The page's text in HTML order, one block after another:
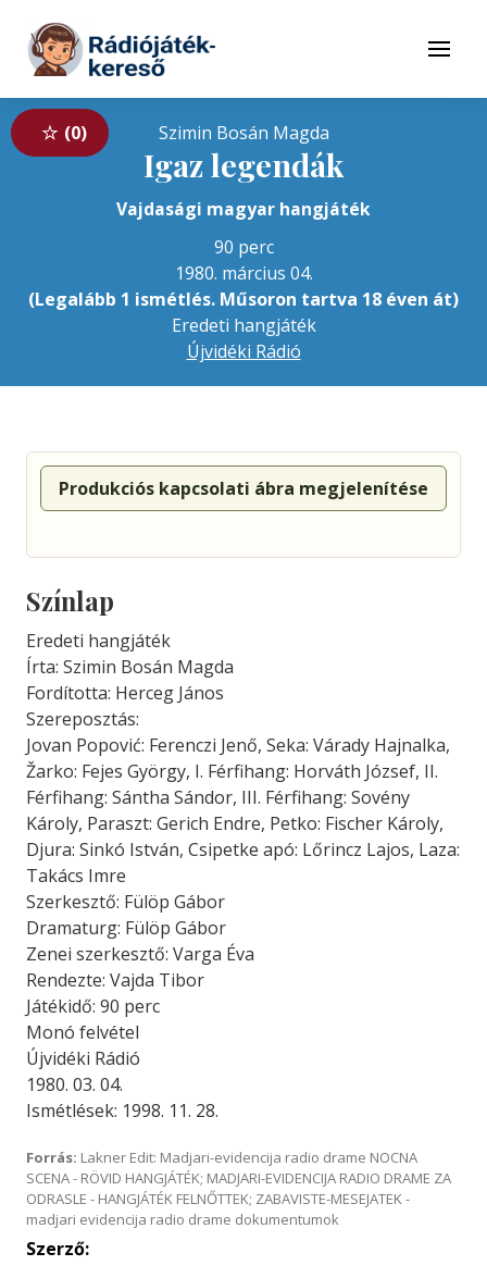
Tovább a tartalomhoz
Menü
0 Szimin Bosán Magda
Igaz legendák
Vajdasági magyar hangjáték
90 perc
1980. március 04.
(Legalább 1 ismétlés. Műsoron tartva 18 éven át)
Eredeti hangjáték
Újvidéki Rádió
Produkciós kapcsolati ábra megjelenítése
Színlap
Eredeti hangjáték
Írta: Szimin Bosán Magda
Fordította: Herceg János
Szereposztás:
Jovan Popović: Ferenczi Jenő, Seka: Várady Hajnalka,
Žarko: Fejes György, I. Férfihang: Horváth József, II.
Férfihang: Sántha Sándor, III. Férfihang: Sovény
Károly, Paraszt: Gerich Endre, Petko: Fischer Károly,
Djura: Sinkó István, Csipetke apó: Lőrincz Lajos, Laza:
Takács Imre
Szerkesztő: Fülöp Gábor
Dramaturg: Fülöp Gábor
Zenei szerkesztő: Varga Éva
Rendezte: Vajda Tibor
Játékidő: 90 perc
Monó felvétel
Újvidéki Rádió
1980. 03. 04.
Ismétlések: 1998. 11. 28.
Forrás: Lakner Edit: Madjari-evidencija radio drame NOCNA
SCENA - RÖVID HANGJÁTÉK; MADJARI-EVIDENCIJA RADIO DRAME ZA
ODRASLE - HANGJÁTÉK FELNŐTTEK; ZABAVISTE-MESEJATEK -
madjari evidencija radio drame dokumentumok
Szerző: